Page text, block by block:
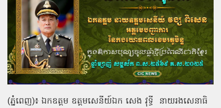
(ភ្នំពេញ)៖ ឯកឧត្ដម ឧត្តមសេនីយ៍ឯក សេង វុទ្ធី នាយរងសេនាធិ